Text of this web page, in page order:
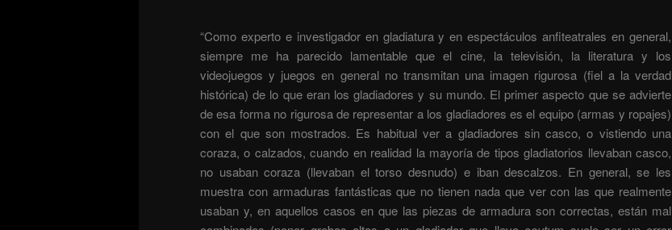
“Como experto e investigador en gladiatura y en espectáculos anfiteatrales en general,
siempre me ha parecido lamentable que el cine, la televisión, la literatura y los
videojuegos y juegos en general no transmitan una imagen rigurosa (fiel a la verdad
histórica) de lo que eran los gladiadores y su mundo. El primer aspecto que se advierte
de esa forma no rigurosa de representar a los gladiadores es el equipo (armas y ropajes)
con el que son mostrados. Es habitual ver a gladiadores sin casco, o vistiendo una
coraza, o calzados, cuando en realidad la mayoría de tipos gladiatorios llevaban casco,
no usaban coraza (llevaban el torso desnudo) e iban descalzos. En general, se les
muestra con armaduras fantásticas que no tienen nada que ver con las que realmente
usaban y, en aquellos casos en que las piezas de armadura son correctas, están mal